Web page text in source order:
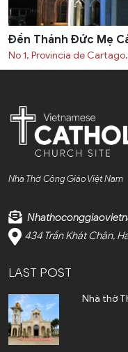
Đền Thánh Đức Mẹ
No 1, Provincia de
Nhà Thờ Công Giáo Việt Nam
434 Trần Khát Chân,
LAST POST
Nhà thờ